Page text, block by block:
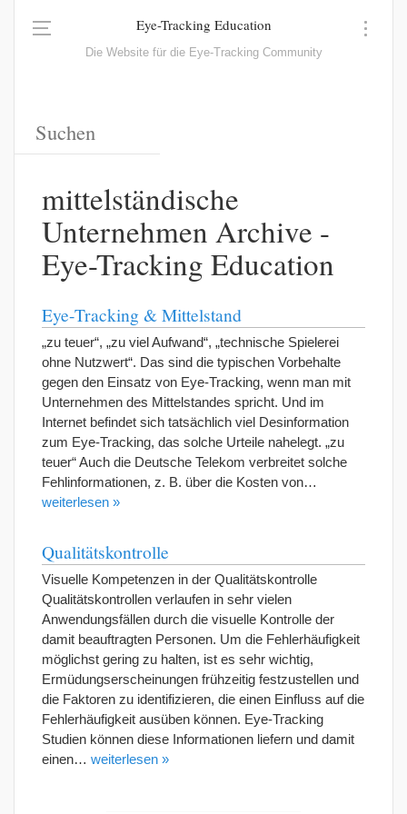
Eye-Tracking Education
Die Website für die Eye-Tracking Community
mittelständische
Unternehmen Archive -
Eye-Tracking Education
Eye-Tracking & Mittelstand
„zu teuer“, „zu viel Aufwand“, „technische Spielerei
ohne Nutzwert“. Das sind die typischen Vorbehalte
gegen den Einsatz von Eye-Tracking, wenn man mit
Unternehmen des Mittelstandes spricht. Und im
Internet befindet sich tatsächlich viel Desinformation
zum Eye-Tracking, das solche Urteile nahelegt. „zu
teuer“ Auch die Deutsche Telekom verbreitet solche
Fehlinformationen, z. B. über die Kosten von…
weiterlesen »
Qualitätskontrolle
Visuelle Kompetenzen in der Qualitätskontrolle
Qualitätskontrollen verlaufen in sehr vielen
Anwendungsfällen durch die visuelle Kontrolle der
damit beauftragten Personen. Um die Fehlerhäufigkeit
möglichst gering zu halten, ist es sehr wichtig,
Ermüdungserscheinungen frühzeitig festzustellen und
die Faktoren zu identifizieren, die einen Einfluss auf die
Fehlerhäufigkeit ausüben können. Eye-Tracking
Studien können diese Informationen liefern und damit
einen… weiterlesen »